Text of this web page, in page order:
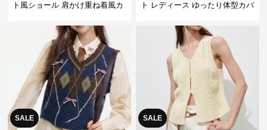
ト風ショール 肩かけ重ね着風カ
ト レディース ゆったり体型カバ
SALE SALE